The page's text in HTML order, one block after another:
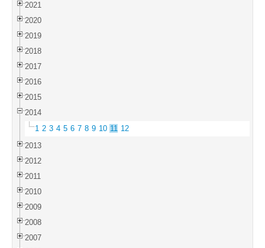
2021
2020
2019
2018
2017
2016
2015
2014
1 2 3 4 5 6 7 8 9 10 11 12
2013
2012
2011
2010
2009
2008
2007